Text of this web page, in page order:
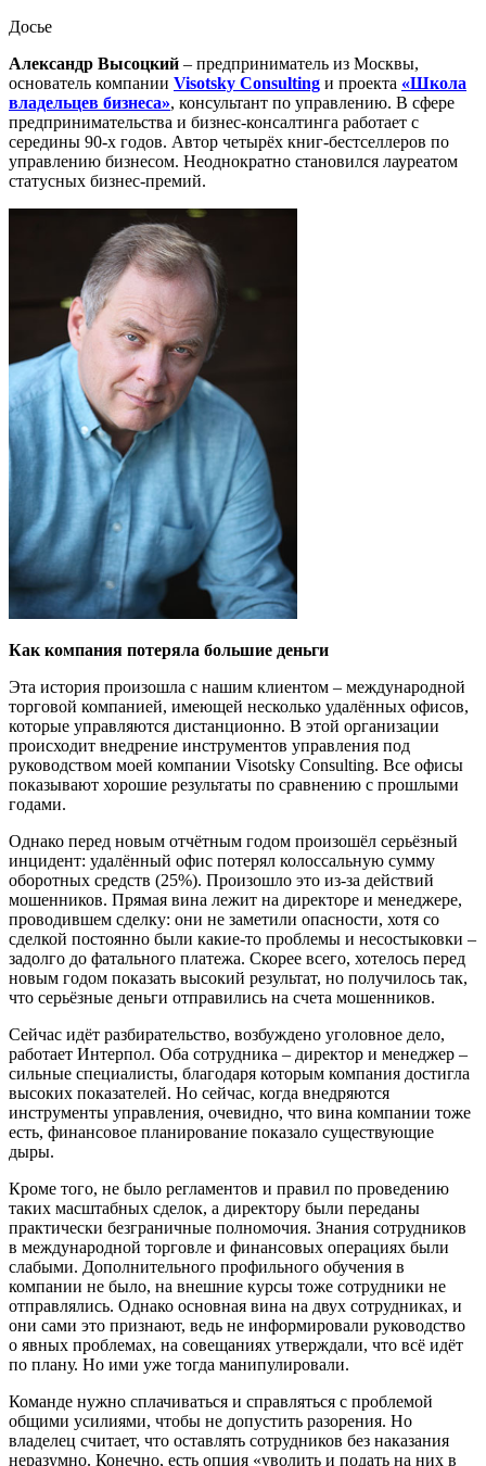
Досье
Александр Высоцкий – предприниматель из Москвы,
основатель компании Visotsky Consulting и проекта «Школа
владельцев бизнеса», консультант по управлению. В сфере
предпринимательства и бизнес-консалтинга работает с
середины 90-х годов. Автор четырёх книг-бестселлеров по
управлению бизнесом. Неоднократно становился лауреатом
статусных бизнес-премий.
Как компания потеряла большие деньги
Эта история произошла с нашим клиентом – международной
торговой компанией, имеющей несколько удалённых офисов,
которые управляются дистанционно. В этой организации
происходит внедрение инструментов управления под
руководством моей компании Visotsky Consulting. Все офисы
показывают хорошие результаты по сравнению с прошлыми
годами.
Однако перед новым отчётным годом произошёл серьёзный
инцидент: удалённый офис потерял колоссальную сумму
оборотных средств (25%). Произошло это из-за действий
мошенников. Прямая вина лежит на директоре и менеджере,
проводившем сделку: они не заметили опасности, хотя со
сделкой постоянно были какие-то проблемы и несостыковки –
задолго до фатального платежа. Скорее всего, хотелось перед
новым годом показать высокий результат, но получилось так,
что серьёзные деньги отправились на счета мошенников.
Сейчас идёт разбирательство, возбуждено уголовное дело,
работает Интерпол. Оба сотрудника – директор и менеджер –
сильные специалисты, благодаря которым компания достигла
высоких показателей. Но сейчас, когда внедряются
инструменты управления, очевидно, что вина компании тоже
есть, финансовое планирование показало существующие
дыры.
Кроме того, не было регламентов и правил по проведению
таких масштабных сделок, а директору были переданы
практически безграничные полномочия. Знания сотрудников
в международной торговле и финансовых операциях были
слабыми. Дополнительного профильного обучения в
компании не было, на внешние курсы тоже сотрудники не
отправлялись. Однако основная вина на двух сотрудниках, и
они сами это признают, ведь не информировали руководство
о явных проблемах, на совещаниях утверждали, что всё идёт
по плану. Но ими уже тогда манипулировали.
Команде нужно сплачиваться и справляться с проблемой
общими усилиями, чтобы не допустить разорения. Но
владелец считает, что оставлять сотрудников без наказания
неразумно. Конечно, есть опция «уволить и подать на них в